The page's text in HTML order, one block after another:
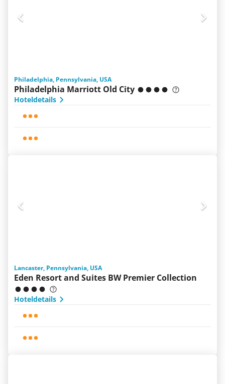
Philadelphia, Pennsylvania, USA
Philadelphia Marriott Old City
Hoteldetails
Lancaster, Pennsylvania, USA
Eden Resort and Suites BW Premier Collection
Hoteldetails